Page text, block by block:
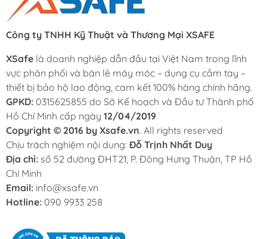
Công ty TNHH Kỹ Thuật và Thương Mại XSAFE
XSafe là doanh nghiệp dẫn đầu tại Việt Nam trong lĩnh
vực phân phối và bán lẻ máy móc – dụng cụ cầm tay –
thiết bị bảo hộ lao động, cam kết 100% hàng chính hãng.
GPKD: 0315625855 do Sở Kế hoạch và Đầu tư Thành phố
Hồ Chí Minh cấp ngày 12/04/2019
Copyright © 2016 by Xsafe.vn. All rights reserved
Chịu trách nghiệm nội dung: Đỗ Trịnh Nhất Duy
Địa chỉ: số 52 đường ĐHT21, P. Đông Hưng Thuận, TP Hồ
Chí Minh
Email: info@xsafe.vn
Hotline: 090 9933 258